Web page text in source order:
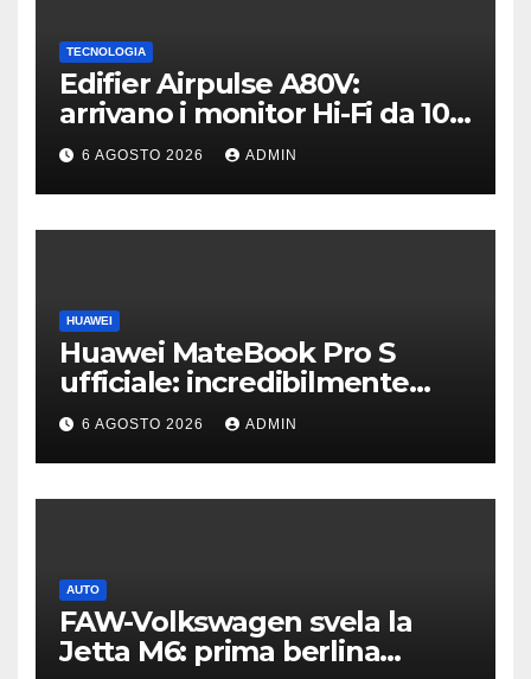
TECNOLOGIA
Edifier Airpulse A80V:
arrivano i monitor Hi-Fi da 100
W con USB Hi-Res
6 AGOSTO 2026 ADMIN
HUAWEI
Huawei MateBook Pro S
ufficiale: incredibilmente
leggero e supersottile
6 AGOSTO 2026 ADMIN
AUTO
FAW-Volkswagen svela la
Jetta M6: prima berlina